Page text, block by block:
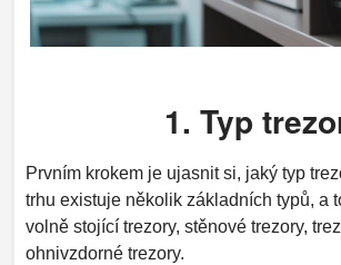
1. Typ
Prvním krokem je ujasnit si, jaký typ
trhu existuje několik základních typů, a
volně stojící trezory, stěnové trezory,
ohnivzdorné trezory.